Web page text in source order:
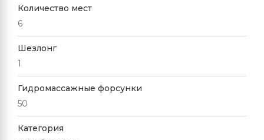
Количество мест
6
Шезлонг
1
Гидромассажные форсунки
50
Категория